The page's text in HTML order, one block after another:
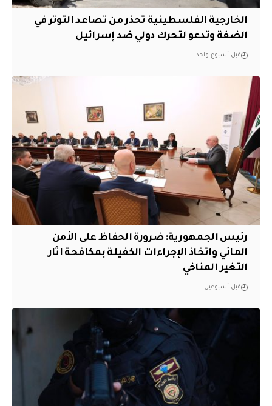
الخارجية الفلسطينية تحذر من تصاعد التوتر في
الضفة وتدعو لتحرك دولي ضد إسرائيل
قبل أسبوع واحد
رئيس الجمهورية: ضرورة الحفاظ على الأمن
المائي واتخاذ الإجراءات الكفيلة بمكافحة آثار
التغير المناخي
قبل أسبوعين